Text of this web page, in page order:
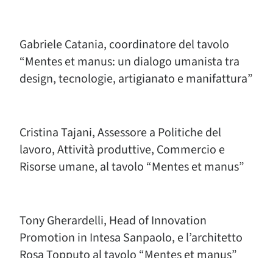
Gabriele Catania, coordinatore del tavolo
“Mentes et manus: un dialogo umanista tra
design, tecnologie, artigianato e manifattura”
Cristina Tajani, Assessore a Politiche del
lavoro, Attività produttive, Commercio e
Risorse umane, al tavolo “Mentes et manus”
Tony Gherardelli, Head of Innovation
Promotion in Intesa Sanpaolo, e l’architetto